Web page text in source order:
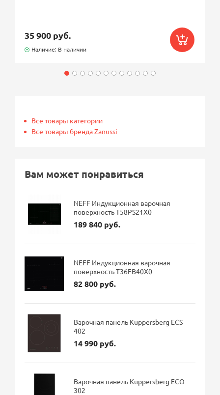
35 900 руб.
Наличие: В наличии
Все товары категории
Все товары бренда Zanussi
Вам может понравиться
NEFF Индукционная варочная
поверхность T58PS21X0
189 840 руб.
NEFF Индукционная варочная
поверхность T36FB40X0
82 800 руб.
Варочная панель Kuppersberg ECS
402
14 990 руб.
Варочная панель Kuppersberg ECO
302